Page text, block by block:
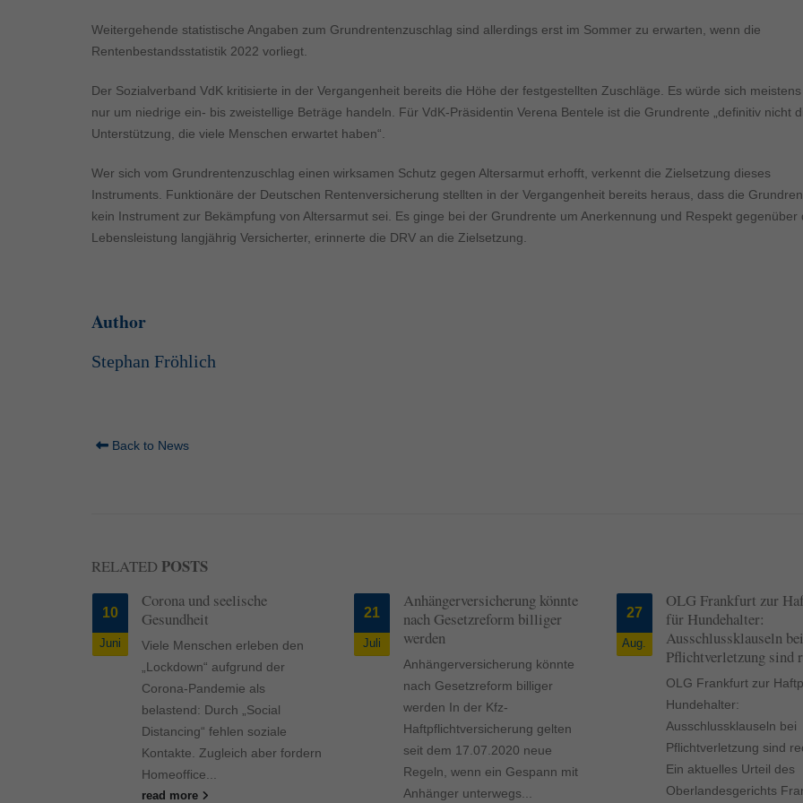
Weitergehende statistische Angaben zum Grundrentenzuschlag sind allerdings erst im Sommer zu erwarten, wenn die
Rentenbestandsstatistik 2022 vorliegt.
Der Sozialverband VdK kritisierte in der Vergangenheit bereits die Höhe der festgestellten Zuschläge. Es würde sich meistens
nur um niedrige ein- bis zweistellige Beträge handeln. Für VdK-Präsidentin Verena Bentele ist die Grundrente „definitiv nicht
Unterstützung, die viele Menschen erwartet haben“.
Wer sich vom Grundrentenzuschlag einen wirksamen Schutz gegen Altersarmut erhofft, verkennt die Zielsetzung dieses
Instruments. Funktionäre der Deutschen Rentenversicherung stellten in der Vergangenheit bereits heraus, dass die
kein Instrument zur Bekämpfung von Altersarmut sei. Es ginge bei der Grundrente um Anerkennung und Respekt gegenüber
Lebensleistung langjährig Versicherter, erinnerte die DRV an die Zielsetzung.
Author
Stephan Fröhlich
Back to News
RELATED POSTS
10
Juni
Corona und seelische
Gesundheit
Viele Menschen erleben den
„Lockdown“ aufgrund der
Corona-Pandemie als
belastend: Durch „Social
Distancing“ fehlen soziale
Kontakte. Zugleich aber fordern
Homeoffice...
read more
21
Juli
Anhängerversicherung könnte
nach Gesetzreform billiger
werden
Anhängerversicherung könnte
nach Gesetzreform billiger
werden In der Kfz-
Haftpflichtversicherung gelten
seit dem 17.07.2020 neue
Regeln, wenn ein Gespann mit
Anhänger unterwegs...
27
Aug.
OLG Frankfurt zur
für Hundehalter:
Ausschlussklauseln bei
Pflichtverletzung sind
OLG Frankfurt zur
Hundehalter:
Ausschlussklauseln bei
Pflichtverletzung sind
Ein aktuelles Urteil des
Oberlandesgerichts